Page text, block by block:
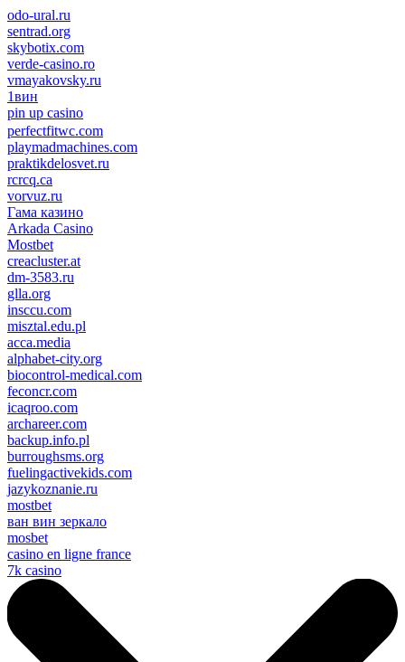
odo-ural.ru
sentrad.org
skybotix.com
verde-casino.ro
vmayakovsky.ru
1вин
pin up casino
пин ап
1win
perfectfitwc.com
playmadmachines.com
praktikdelosvet.ru
rcrcq.ca
vorvuz.ru
Гама казино
Arkada Casino
Mostbet
creacluster.at
dm-3583.ru
glla.org
insccu.com
misztal.edu.pl
acca.media
alphabet-city.org
biocontrol-medical.com
feconcr.com
icaqroo.com
archareer.com
backup.info.pl
burroughsms.org
fuelingactivekids.com
jazykoznanie.ru
mostbet
ван вин зеркало
mosbet
casino en ligne france
7k casino